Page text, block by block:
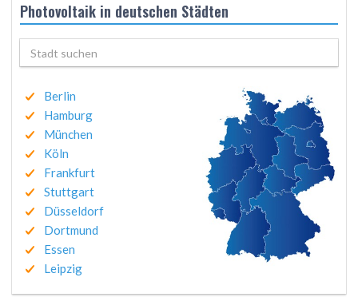
Photovoltaik in deutschen Städten
Berlin
Hamburg
München
Köln
Frankfurt
Stuttgart
Düsseldorf
Dortmund
Essen
Leipzig